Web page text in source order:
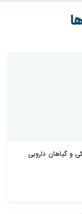
و گیاهان دارويی